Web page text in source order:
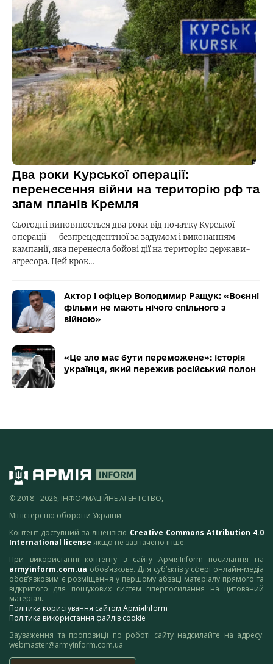
Два роки Курської операції:
перенесення війни на територію рф та
злам планів Кремля
Сьогодні виповнюється два роки від початку Курської
операції — безпрецедентної за задумом і виконанням
кампанії, яка перенесла бойові дії на територію держави-
агресора. Цей крок…
Актор і офіцер Володимир Ращук: «Воєнні
фільми не мають нічого спільного з
війною»
«Це зло має бути переможене»: історія
українця, який пережив російський полон
© 2018 - 2026, ІНФОРМАЦІЙНЕ АГЕНТСТВО,
Міністерство оборони України
Контент доступний за ліцензією Creative Commons Attribution 4.0
International license якщо не зазначено інше.
При використанні контенту з сайту АрміяInform посилання на
armyinform.com.ua обов’язкове. Для суб’єктів у сфері онлайн-медіа
обов’язковим є розміщення у першому абзаці матеріалу прямого та
відкритого для пошукових систем гіперпосилання на цитований
матеріал.
Політика користування сайтом АрміяInform
Політика використання файлів cookie
Зауваження та пропозиції по роботі сайту надсилайте на адресу:
webmaster@armyinform.com.ua